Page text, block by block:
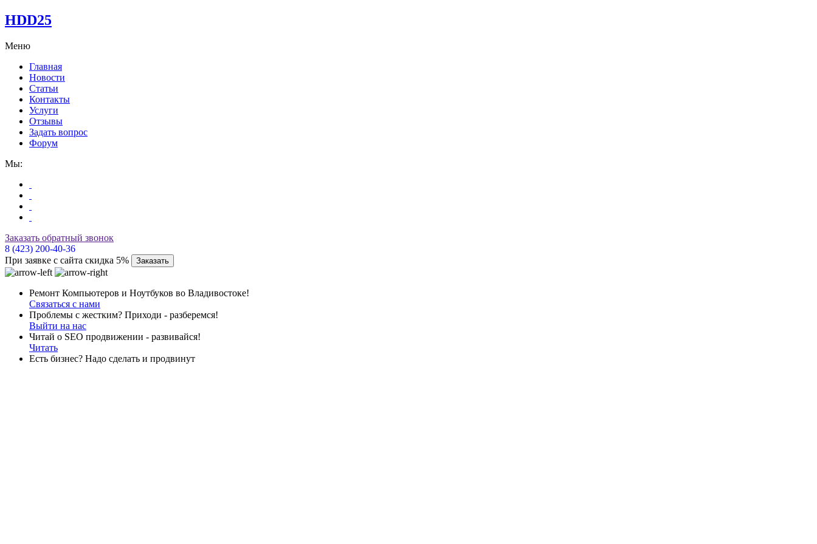
HDD25
Меню
Главная
Новости
Статьи
Контакты
Услуги
Отзывы
Задать вопрос
Форум
Мы:
Заказать обратный звонок
8 (423) 200-40-36
При заявке с сайта скидка 5%
Заказать
Ремонт Компьютеров и Ноутбуков во Владивостоке!
Связаться с нами
Проблемы с жестким? Приходи - разберемся!
Выйти на нас
Читай о SEO продвижении - развивайся!
Читать
Есть бизнес? Надо сделать и продвинут